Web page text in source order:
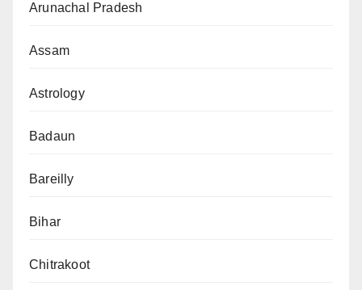
Arunachal Pradesh
Assam
Astrology
Badaun
Bareilly
Bihar
Chitrakoot